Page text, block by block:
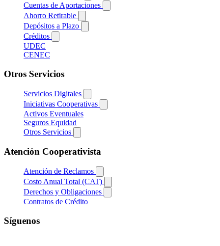
Cuentas de Aportaciones
Ahorro Retirable
Depósitos a Plazo
Créditos
UDEC
CENEC
Otros Servicios
Servicios Digitales
Iniciativas Cooperativas
Activos Eventuales
Seguros Equidad
Otros Servicios
Atención Cooperativista
Atención de Reclamos
Costo Anual Total (CAT)
Derechos y Obligaciones
Contratos de Crédito
Síguenos